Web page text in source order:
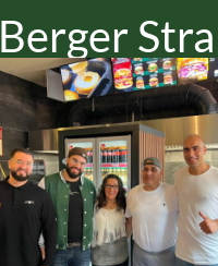
Berger